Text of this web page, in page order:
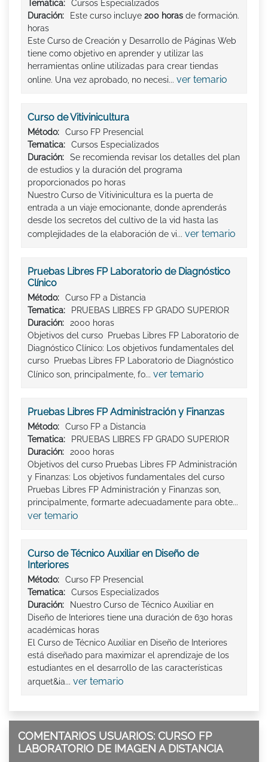
Tematica:
Cursos Especializados
Duración:
Este curso incluye 200 horas de formación.
horas
Este Curso de Creación y Desarrollo de Páginas Web
tiene como objetivo en aprender y utilizar las
herramientas online utilizadas para crear tiendas
online. Una vez aprobado, no necesi... ver temario
Curso de Vitivinicultura
Método:
Curso FP Presencial
Tematica:
Cursos Especializados
Duración:
Se recomienda revisar los detalles del plan
de estudios y la duración del programa
proporcionados po horas
Nuestro Curso de Vitivinicultura es la puerta de
entrada a un viaje emocionante, donde aprenderás
desde los secretos del cultivo de la vid hasta las
complejidades de la elaboración de vi... ver temario
Pruebas Libres FP Laboratorio de Diagnóstico
Clínico
Método:
Curso FP a Distancia
Tematica:
PRUEBAS LIBRES FP GRADO SUPERIOR
Duración:
2000 horas
Objetivos del curso Pruebas Libres FP Laboratorio de
Diagnóstico Clínico: Los objetivos fundamentales del
curso Pruebas Libres FP Laboratorio de Diagnóstico
Clínico son, principalmente, fo... ver temario
Pruebas Libres FP Administración y Finanzas
Método:
Curso FP a Distancia
Tematica:
PRUEBAS LIBRES FP GRADO SUPERIOR
Duración:
2000 horas
Objetivos del curso Pruebas Libres FP Administración
y Finanzas: Los objetivos fundamentales del curso
Pruebas Libres FP Administración y Finanzas son,
principalmente, formarte adecuadamente para obte...
ver temario
Curso de Técnico Auxiliar en Diseño de
Interiores
Método:
Curso FP Presencial
Tematica:
Cursos Especializados
Duración:
Nuestro Curso de Técnico Auxiliar en
Diseño de Interiores tiene una duración de 630 horas
académicas horas
El Curso de Técnico Auxiliar en Diseño de Interiores
está diseñado para maximizar el aprendizaje de los
estudiantes en el desarrollo de las características
arquet&ia... ver temario
COMENTARIOS USUARIOS: CURSO FP
LABORATORIO DE IMAGEN A DISTANCIA